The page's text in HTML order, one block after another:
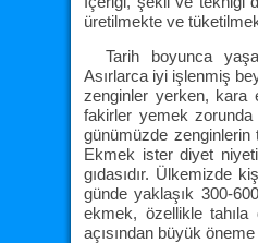
üretilmekte ve
Tarih boyunca
Asırlarca iyi işlenmiş
zenginler yerken, kara
fakirler yemek zorunda
günümüzde zenginlerin
Ekmek ister diyet
gıdasıdır. Ülkemizde
günde yaklaşık 300-
ekmek, özellikle tahıla
açısından büyük